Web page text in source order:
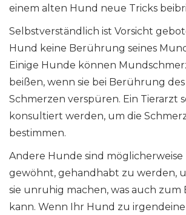
einem alten Hund neue Tricks
Selbstverständlich ist Vorsicht
Hund keine Berührung seines
Einige Hunde können
beißen, wenn sie bei Berührung
Schmerzen verspüren. Ein Tierarzt
konsultiert werden, um die
bestimmen.
Andere Hunde sind möglicherweise
gewöhnt, gehandhabt zu werden,
sie unruhig machen, was auch zum
kann. Wenn Ihr Hund zu